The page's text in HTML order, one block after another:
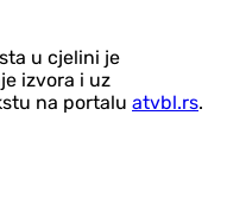
u cjelini je
izvora i uz
na portalu atvbl.rs.